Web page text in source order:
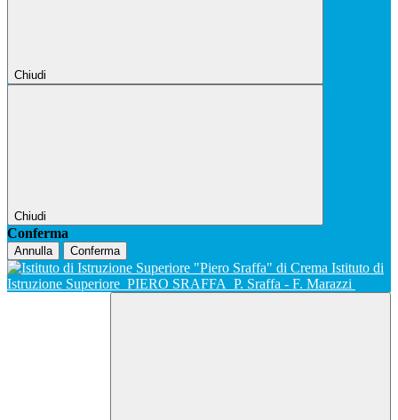
Chiudi
Chiudi
Conferma
Annulla Conferma
Istituto di
Istruzione Superiore PIERO SRAFFA P. Sraffa - F. Marazzi